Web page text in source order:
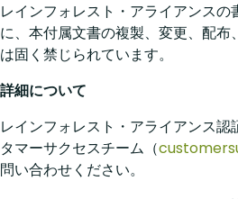
レインフォレスト・アライアンス
に、本付属文書の複製、変更、配布
は固く禁じられています。
詳細について
レインフォレスト・アライアンス
タマーサクセスチーム（
問い合わせください。